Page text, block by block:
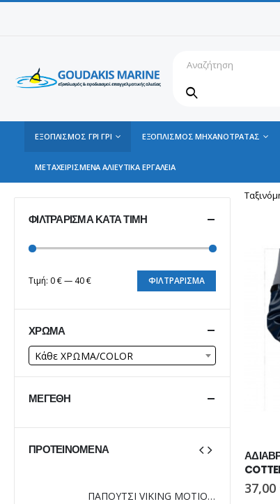
ΕΞΟΠΛΙΣΜΟΣ ΓΡΙ ΓΡΙ ΕΞΟΠΛΙΣΜΟΣ ΜΗΧΑΝΟΤΡΑΤΑΣ
ΜΕΤΑΧΕΙΡΙΣΜΕΝΑ ΑΛΙΕΥΤΙΚΑ ΕΡΓΑΛΕΙΑ
37,00
ΦΙΛΤΡΆΡΙΣΜΑ ΚΑΤΆ ΤΙΜΉ
Ελάχιστη
Μέγιστη
ΦΙΛΤΡΆΡΙΣΜΑ
Τιμή: 0 €—40 €
ΧΡΏΜΑ
Κάθε ΧΡΩΜΑ/COLOR
ΜΕΓΈΘΗ
ΠΡΟΤΕΙΝΌΜΕΝΑ
ΠΑΠΟΥΤΣΙ VIKING MOTION LOW GTX BLACK/CHARCOAL